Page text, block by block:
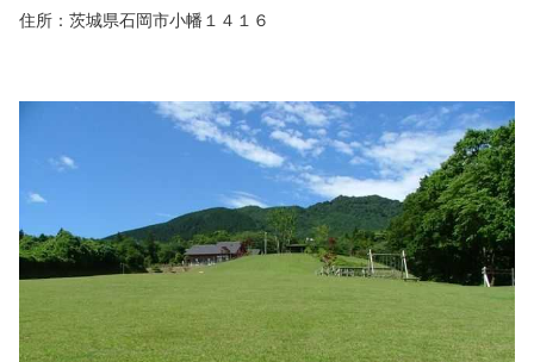
住所：茨城県石岡市小幡１４１６